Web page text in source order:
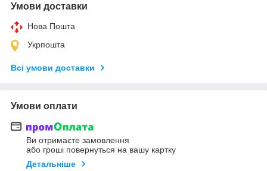
Умови доставки
Нова Пошта
Укрпошта
Всі умови доставки
Умови оплати
Ви отримаєте замовлення
або гроші повернуться на вашу картку
Детальніше